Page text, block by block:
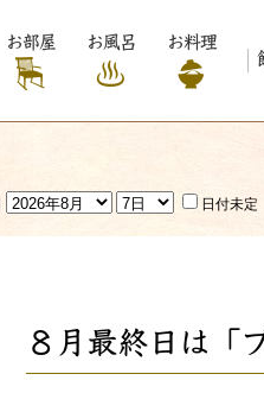
お部屋 お風呂
お料理
日付未定
８月最終日は「